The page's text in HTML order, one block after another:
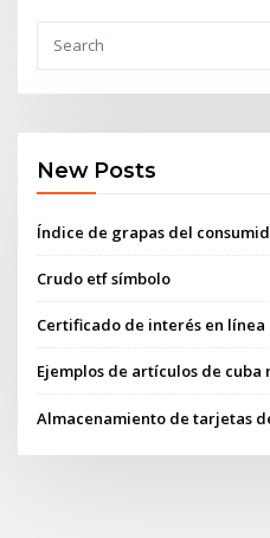
New Posts
Índice de grapas del
Crudo etf símbolo
Certificado de interés en
Ejemplos de artículos de cuba
Almacenamiento de tarjetas